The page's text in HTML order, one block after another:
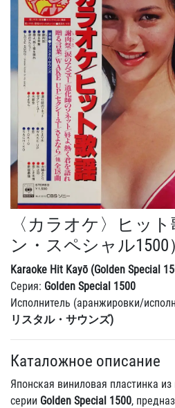
〈カラオケ〉ヒッ
ン・スペシャル1500
Karaoke Hit Kayō (Golden Special
Серия: Golden Special 1500
Исполнитель (аранжировки/
リスタル・サウンズ)
Каталожное описание
Японская виниловая пластинка
серии Golden Special 1500,